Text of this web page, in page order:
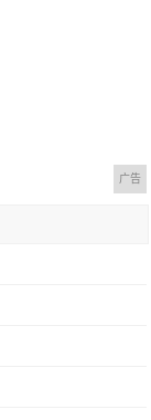
广告